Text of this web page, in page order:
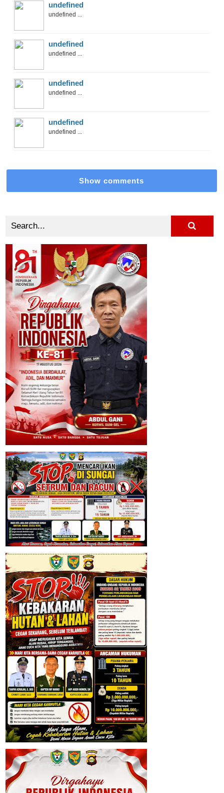
undefined
undefined ...
undefined
undefined ...
undefined
undefined ...
undefined
undefined ...
Show comments